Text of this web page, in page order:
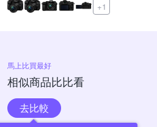
+1
馬上比買最好
相似商品比比看
去比較